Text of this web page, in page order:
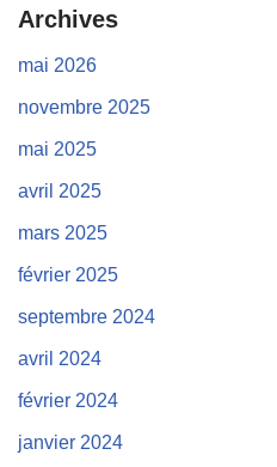
Archives
mai 2026
novembre 2025
mai 2025
avril 2025
mars 2025
février 2025
septembre 2024
avril 2024
février 2024
janvier 2024